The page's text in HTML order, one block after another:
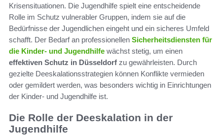
Krisensituationen. Die Jugendhilfe spielt eine entscheidende
Rolle im Schutz vulnerabler Gruppen, indem sie auf die
Bedürfnisse der Jugendlichen eingeht und ein sicheres Umfeld
schafft. Der Bedarf an professionellen Sicherheitsdiensten für
die Kinder- und Jugendhilfe wächst stetig, um einen
effektiven Schutz in Düsseldorf zu gewährleisten. Durch
gezielte Deeskalationsstrategien können Konflikte vermieden
oder gemildert werden, was besonders wichtig in Einrichtungen
der Kinder- und Jugendhilfe ist.
Die Rolle der Deeskalation in der
Jugendhilfe